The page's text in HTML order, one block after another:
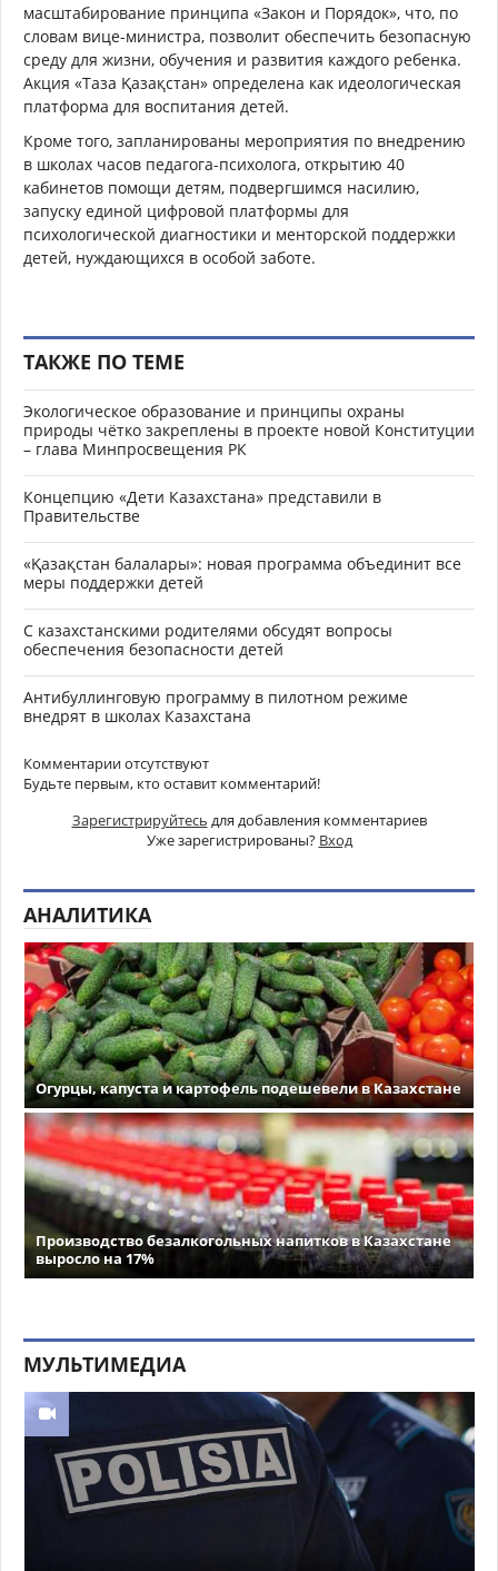
масштабирование принципа «Закон и Порядок», что, по
словам вице-министра, позволит обеспечить безопасную
среду для жизни, обучения и развития каждого ребенка.
Акция «Таза Қазақстан» определена как идеологическая
платформа для воспитания детей.
Кроме того, запланированы мероприятия по внедрению
в школах часов педагога-психолога, открытию 40
кабинетов помощи детям, подвергшимся насилию,
запуску единой цифровой платформы для
психологической диагностики и менторской поддержки
детей, нуждающихся в особой заботе.
ТАКЖЕ ПО ТЕМЕ
Экологическое образование и принципы охраны
природы чётко закреплены в проекте новой Конституции
– глава Минпросвещения РК
Концепцию «Дети Казахстана» представили в
Правительстве
«Қазақстан балалары»: новая программа объединит все
меры поддержки детей
С казахстанскими родителями обсудят вопросы
обеспечения безопасности детей
Антибуллинговую программу в пилотном режиме
внедрят в школах Казахстана
Комментарии отсутствуют
Будьте первым, кто оставит комментарий!
Зарегистрируйтесь для добавления комментариев
Уже зарегистрированы? Вход
АНАЛИТИКА
Огурцы, капуста и картофель подешевели в Казахстане
Производство безалкогольных напитков в Казахстане
выросло на 17%
МУЛЬТИМЕДИА